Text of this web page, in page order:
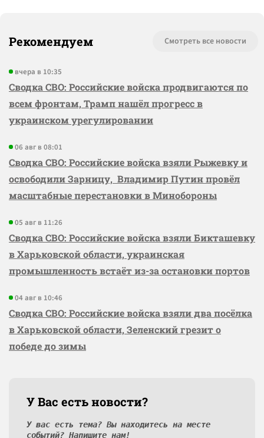
Рекомендуем Смотреть все новости
вчера в 10:35
Сводка СВО: Российские войска продвигаются по
всем фронтам, Трамп нашёл прогресс в
украинском урегулировании
06 авг в 08:01
Сводка СВО: Российские войска взяли Рыжевку и
освободили Зарницу, Владимир Путин провёл
масштабные перестановки в Минобороны
05 авг в 11:26
Сводка СВО: Российские войска взяли Бикташевку
в Харьковской области, украинская
промышленность встаёт из-за остановки портов
04 авг в 10:46
Сводка СВО: Российские войска взяли два посёлка
в Харьковской области, Зеленский грезит о
победе до зимы
У Вас есть новости?
У вас есть тема? Вы находитесь на месте
событий? Напишите нам!